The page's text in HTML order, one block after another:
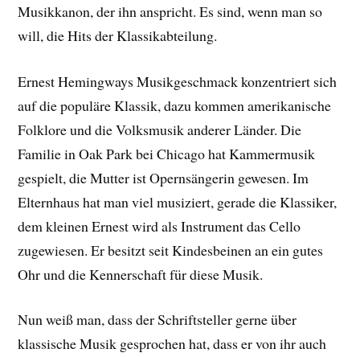
Musikkanon, der ihn anspricht. Es sind, wenn man so
will, die Hits der Klassikabteilung.
Ernest Hemingways Musikgeschmack konzentriert sich
auf die populäre Klassik, dazu kommen amerikanische
Folklore und die Volksmusik anderer Länder. Die
Familie in Oak Park bei Chicago hat Kammermusik
gespielt, die Mutter ist Opernsängerin gewesen. Im
Elternhaus hat man viel musiziert, gerade die Klassiker,
dem kleinen Ernest wird als Instrument das Cello
zugewiesen. Er besitzt seit Kindesbeinen an ein gutes
Ohr und die Kennerschaft für diese Musik.
Nun weiß man, dass der Schriftsteller gerne über
klassische Musik gesprochen hat, dass er von ihr auch